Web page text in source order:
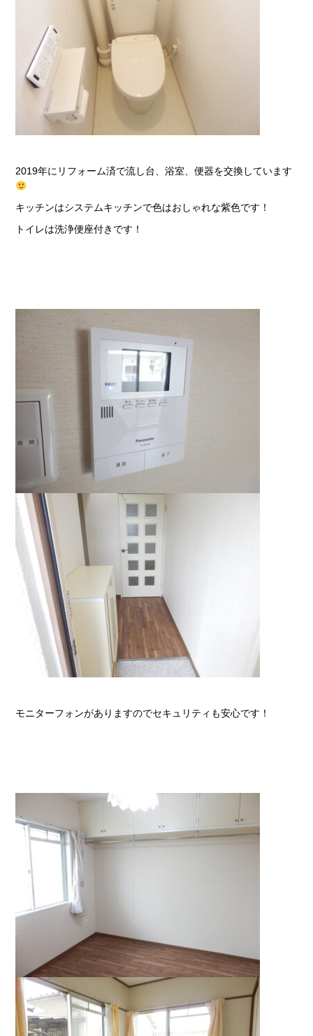
2019年にリフォーム済で流し台、浴室、便器を交換しています
キッチンはシステムキッチンで色はおしゃれな紫色です！
トイレは洗浄便座付きです！
モニターフォンがありますのでセキュリティも安心です！